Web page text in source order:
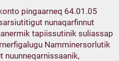
pingaarneq 64.01.05
nunaqarfinnut
tapiissutinik suliassap
Namminersorlutik
nuunneqarnissaanik,